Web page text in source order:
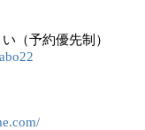
（予約優先制）